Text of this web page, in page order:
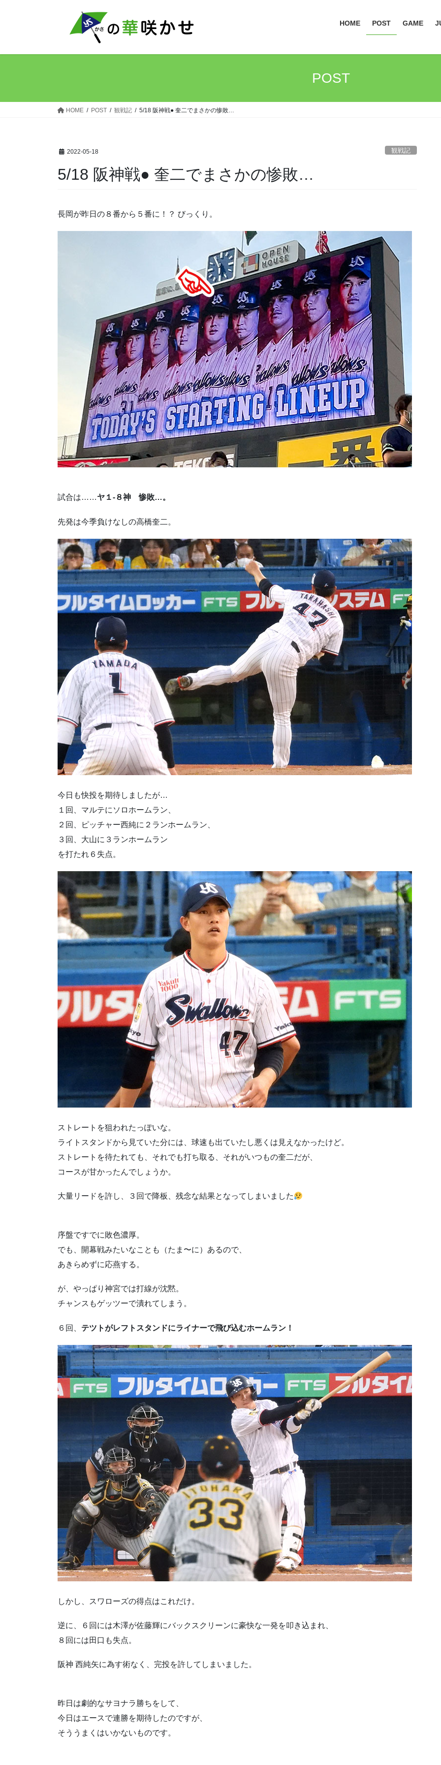
ツ
シ
HOME POST GAME
POST
HOME POST 観戦記 5/18 阪神戦● 奎二でまさかの惨敗…
2022-05-18 観戦記
5/18 阪神戦● 奎二でまさかの惨敗…
長岡が昨日の８番から５番に！？ びっくり。
試合は……ヤ１-８神 惨敗…。
先発は今季負けなしの高橋奎二。
今日も快投を期待しましたが…
１回、マルテにソロホームラン、
２回、ピッチャー西純に２ランホームラン、
３回、大山に３ランホームラン
を打たれ６失点。
ストレートを狙われたっぽいな。
ライトスタンドから見ていた分には、球速も出ていたし悪くは見えなかったけど。
ストレートを待たれても、それでも打ち取る、それがいつもの奎二だが、
コースが甘かったんでしょうか。
大量リードを許し、３回で降板、残念な結果となってしまいました
序盤ですでに敗色濃厚。
でも、開幕戦みたいなことも（たま〜に）あるので、
あきらめずに応燕する。
が、やっぱり神宮では打線が沈黙。
チャンスもゲッツーで潰れてしまう。
６回、 テツトがレフトスタンドにライナーで飛び込むホームラン！
しかし、スワローズの得点はこれだけ。
逆に、６回には木澤が佐藤輝にバックスクリーンに豪快な一発を叩き込まれ、
８回には田口も失点。
阪神 西純矢に為す術なく、完投を許してしまいました。
昨日は劇的なサヨナラ勝ちをして、
今日はエースで連勝を期待したのですが、
そううまくはいかないものです。